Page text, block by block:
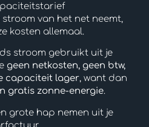
stroom van het net neemt,
kosten allemaal.
stroom gebruikt uit je
geen netkosten, geen btw,
capaciteit lager, want dan
gratis zonne-energie.
grote hap nemen uit je